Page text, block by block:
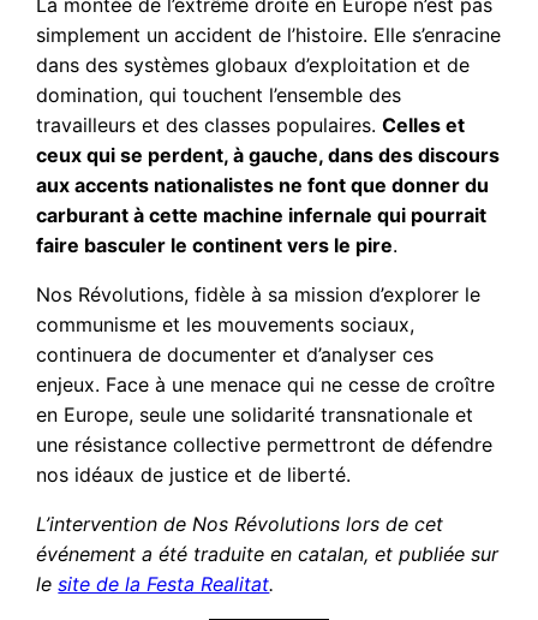
La montée de l’extrême droite en Europe n’est pas
simplement un accident de l’histoire. Elle s’enracine
dans des systèmes globaux d’exploitation et de
domination, qui touchent l’ensemble des
travailleurs et des classes populaires.Celles et
ceux qui se perdent, à gauche, dans des discours
aux accents nationalistes ne font que donner du
carburant à cette machine infernale qui pourrait
faire basculer le continent vers le pire.
Nos Révolutions, fidèle à sa mission d’explorer le
communisme et les mouvements sociaux,
continuera de documenter et d’analyser ces
enjeux. Face à une menace qui ne cesse de croître
en Europe, seule une solidarité transnationale et
une résistance collective permettront de défendre
nos idéaux de justice et de liberté.
L’intervention de Nos Révolutions lors de cet
événement a été traduite en catalan, et publiée sur
lesite de la Festa Realitat.